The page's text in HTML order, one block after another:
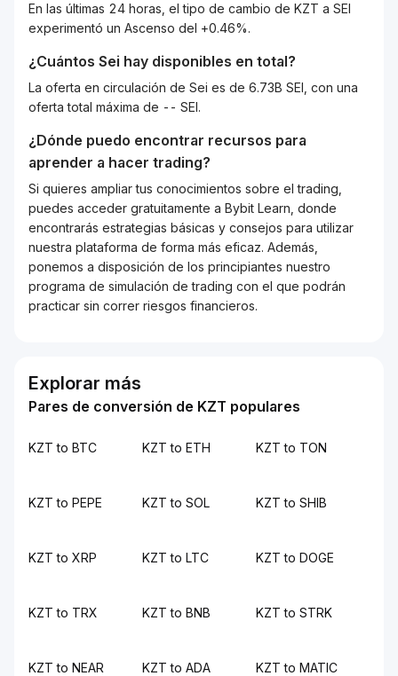
En las últimas 24 horas, el tipo de cambio de KZT a SEI
experimentó un Ascenso del +0.46%.
¿Cuántos Sei hay disponibles en total?
La oferta en circulación de Sei es de 6.73B SEI, con una
oferta total máxima de -- SEI.
¿Dónde puedo encontrar recursos para
aprender a hacer trading?
Si quieres ampliar tus conocimientos sobre el trading,
puedes acceder gratuitamente a Bybit Learn, donde
encontrarás estrategias básicas y consejos para utilizar
nuestra plataforma de forma más eficaz. Además,
ponemos a disposición de los principiantes nuestro
programa de simulación de trading con el que podrán
practicar sin correr riesgos financieros.
Explorar más
Pares de conversión de KZT populares
KZT to BTC KZT to ETH KZT to TON
KZT to PEPE KZT to SOL KZT to SHIB
KZT to XRP KZT to LTC KZT to DOGE
KZT to TRX KZT to BNB KZT to STRK
KZT to NEAR KZT to ADA KZT to MATIC